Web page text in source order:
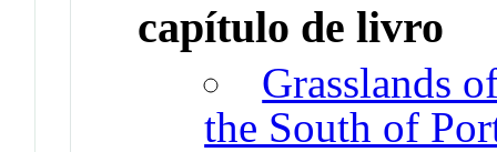
capítulo de livro
Grasslands
the South of